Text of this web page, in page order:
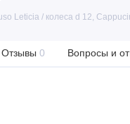
Leticia / колеса d 12,
Отзывы 0 Вопросы и